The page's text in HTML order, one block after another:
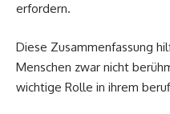
erfordern.
Diese Zusammenfassung
Menschen zwar nicht
wichtige Rolle in ihrem